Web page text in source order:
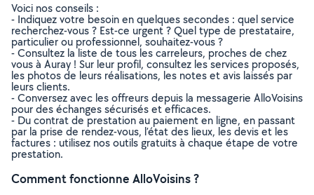
Voici nos conseils :
- Indiquez votre besoin en quelques secondes : quel service
recherchez-vous ? Est-ce urgent ? Quel type de prestataire,
particulier ou professionnel, souhaitez-vous ?
- Consultez la liste de tous les carreleurs, proches de chez
vous à Auray ! Sur leur profil, consultez les services proposés,
les photos de leurs réalisations, les notes et avis laissés par
leurs clients.
- Conversez avec les offreurs depuis la messagerie AlloVoisins
pour des échanges sécurisés et efficaces.
- Du contrat de prestation au paiement en ligne, en passant
par la prise de rendez-vous, l’état des lieux, les devis et les
factures : utilisez nos outils gratuits à chaque étape de votre
prestation.
Comment fonctionne AlloVoisins ?